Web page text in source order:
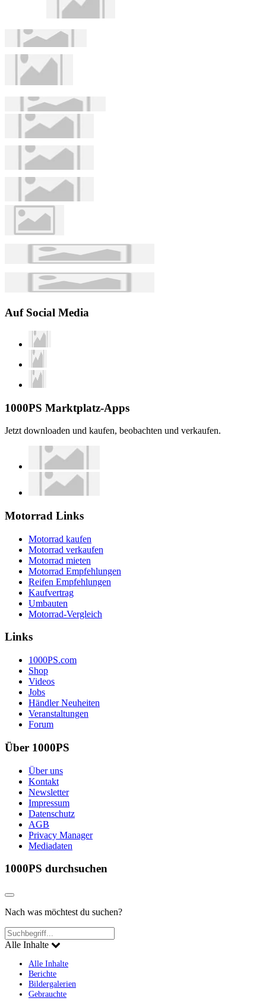
Auf Social Media
1000PS Marktplatz-Apps
Jetzt downloaden und kaufen, beobachten und verkaufen.
Motorrad Links
Motorrad kaufen
Motorrad verkaufen
Motorrad mieten
Motorrad Empfehlungen
Reifen Empfehlungen
Kaufvertrag
Umbauten
Motorrad-Vergleich
Links
1000PS.com
Shop
Videos
Jobs
Händler Neuheiten
Veranstaltungen
Forum
Über 1000PS
Über uns
Kontakt
Newsletter
Impressum
Datenschutz
AGB
Privacy Manager
Mediadaten
1000PS durchsuchen
Nach was möchtest du suchen?
Alle Inhalte
Alle Inhalte
Berichte
Bildergalerien
Gebrauchte